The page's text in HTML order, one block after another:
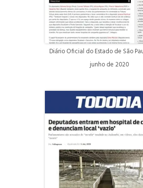
Diário Oficial do Estado de São
junho de 2020